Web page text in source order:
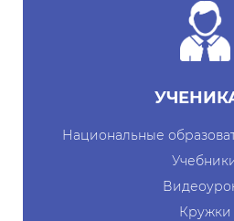
Национальные
Кружки